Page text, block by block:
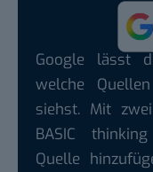
Google lässt
welche
siehst. Mit
BASIC
Quelle